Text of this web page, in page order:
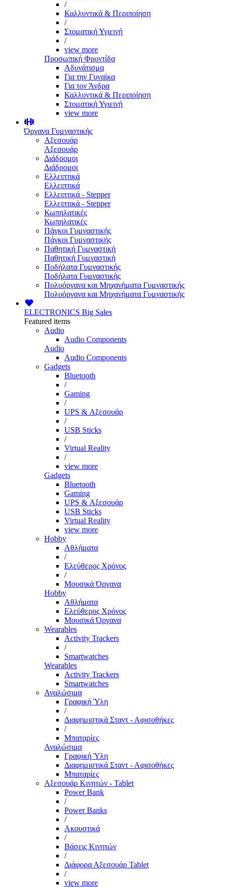
/
Καλλυντικά & Περιποίηση
/
Στοματική Υγιεινή
/
view more
Προσωπική Φροντίδα
Αδυνάτισμα
Για την Γυναίκα
Για τον Άνδρα
Καλλυντικά & Περιποίηση
Στοματική Υγιεινή
view more
Όργανα Γυμναστικής
Αξεσουάρ
Αξεσουάρ
Διάδρομοι
Διάδρομοι
Ελλειπτικά
Ελλειπτικά
Ελλειπτικά - Stepper
Ελλειπτικά - Stepper
Κωπηλατικές
Κωπηλατικές
Πάγκοι Γυμναστικής
Πάγκοι Γυμναστικής
Παθητική Γυμναστική
Παθητική Γυμναστική
Ποδήλατα Γυμναστικής
Ποδήλατα Γυμναστικής
Πολυόργανα και Μηχανήματα Γυμναστικής
Πολυόργανα και Μηχανήματα Γυμναστικής
ELECTRONICS Big Sales
Featured items
Audio
Audio Components
Audio
Audio Components
Gadgets
Bluetooth
/
Gaming
/
UPS & Αξεσουάρ
/
USB Sticks
/
Virtual Reality
/
view more
Gadgets
Bluetooth
Gaming
UPS & Αξεσουάρ
USB Sticks
Virtual Reality
view more
Hobby
Αθλήματα
/
Ελεύθερος Χρόνος
/
Μουσικά Όργανα
Hobby
Αθλήματα
Ελεύθερος Χρόνος
Μουσικά Όργανα
Wearables
Activity Trackers
/
Smartwatches
Wearables
Activity Trackers
Smartwatches
Αναλώσιμα
Γραφική Ύλη
/
Διαφημιστικά Σταντ - Αφισοθήκες
/
Μπαταρίες
Αναλώσιμα
Γραφική Ύλη
Διαφημιστικά Σταντ - Αφισοθήκες
Μπαταρίες
Αξεσουάρ Κινητών - Tablet
Power Bank
/
Power Banks
/
Ακουστικά
/
Βάσεις Κινητών
/
Διάφορα Αξεσουάρ Tablet
/
view more